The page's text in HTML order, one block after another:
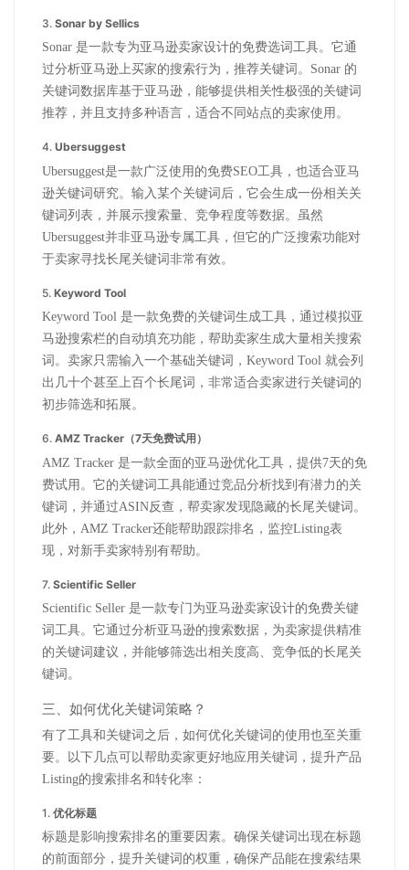
3. Sonar by Sellics
Sonar 是一款专为亚马逊卖家设计的免费选词工具。它通
过分析亚马逊上买家的搜索行为，推荐关键词。Sonar 的
关键词数据库基于亚马逊，能够提供相关性极强的关键词
推荐，并且支持多种语言，适合不同站点的卖家使用。
4. Ubersuggest
Ubersuggest是一款广泛使用的免费SEO工具，也适合亚马
逊关键词研究。输入某个关键词后，它会生成一份相关关
键词列表，并展示搜索量、竞争程度等数据。虽然
Ubersuggest并非亚马逊专属工具，但它的广泛搜索功能对
于卖家寻找长尾关键词非常有效。
5. Keyword Tool
Keyword Tool 是一款免费的关键词生成工具，通过模拟亚
马逊搜索栏的自动填充功能，帮助卖家生成大量相关搜索
词。卖家只需输入一个基础关键词，Keyword Tool 就会列
出几十个甚至上百个长尾词，非常适合卖家进行关键词的
初步筛选和拓展。
6. AMZ Tracker（7天免费试用）
AMZ Tracker 是一款全面的亚马逊优化工具，提供7天的免
费试用。它的关键词工具能通过竞品分析找到有潜力的关
键词，并通过ASIN反查，帮卖家发现隐藏的长尾关键词。
此外，AMZ Tracker还能帮助跟踪排名，监控Listing表
现，对新手卖家特别有帮助。
7. Scientific Seller
Scientific Seller 是一款专门为亚马逊卖家设计的免费关键
词工具。它通过分析亚马逊的搜索数据，为卖家提供精准
的关键词建议，并能够筛选出相关度高、竞争低的长尾关
键词。
三、如何优化关键词策略？
有了工具和关键词之后，如何优化关键词的使用也至关重
要。以下几点可以帮助卖家更好地应用关键词，提升产品
Listing的搜索排名和转化率：
1. 优化标题
标题是影响搜索排名的重要因素。确保关键词出现在标题
的前面部分，提升关键词的权重，确保产品能在搜索结果